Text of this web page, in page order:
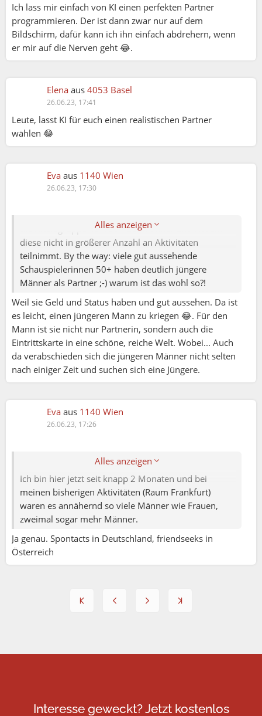
Ich lass mir einfach von KI einen perfekten Partner
programmieren. Der ist dann zwar nur auf dem
Bildschirm, dafür kann ich ihn einfach abdrehern, wenn
er mir auf die Nerven geht 😂.
Elena aus 4053 Basel
26.06.23, 17:41
Leute, lasst KI für euch einen realistischen Partner
wählen 😂
Eva aus 1140 Wien
26.06.23, 17:30
Alles anzeigen
der Glotze mit einer Blonden. Daher sind Frauen
bis ins hohe Alter aktiver. Frauen müssen viele
Jahre eine hohe Familienlast tragen. Irgendwann
fliegen die Kinder aus, auch der Ehemann wegen
einer Jüngeren bzw. verabschiedet sich von
rauszulassen.
:-) Lustig, wenn so 'nur' mit Plattitüden argumentiert
wird. Jede Frau auf Spontacts war verheiratet, hatte
Kinder, ist geschieden, weil der Mann sich ne Jüngere
die Altersgruppe 40+/50+ der Männer und warum
diese nicht in größerer Anzahl an Aktivitäten
teilnimmt. By the way: viele gut aussehende
Schauspielerinnen 50+ haben deutlich jüngere
Männer als Partner ;-) warum ist das wohl so?!
Weil sie Geld und Status haben und gut aussehen. Da ist
es leicht, einen jüngeren Mann zu kriegen 😂. Für den
Mann ist sie nicht nur Partnerin, sondern auch die
Eintrittskarte in eine schöne, reiche Welt. Wobei... Auch
da verabschieden sich die jüngeren Männer nicht selten
nach einiger Zeit und suchen sich eine Jüngere.
Eva aus 1140 Wien
26.06.23, 17:26
Alles anzeigen
Ich bin hier jetzt seit knapp 2 Monaten und bei
meinen bisherigen Aktivitäten (Raum Frankfurt)
waren es annähernd so viele Männer wie Frauen,
zweimal sogar mehr Männer.
Ja genau. Spontacts in Deutschland, friendseeks in
Österreich
Interesse geweckt? Jetzt kostenlos